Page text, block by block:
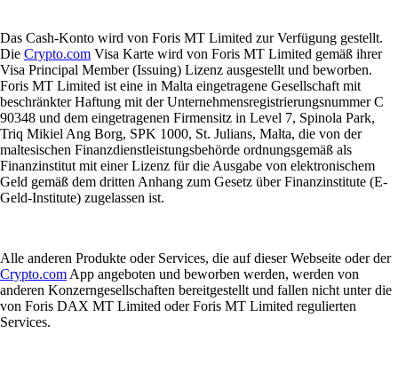
Das Cash-Konto wird von Foris MT Limited zur Verfügung gestellt.
Die Crypto.com Visa Karte wird von Foris MT Limited gemäß ihrer
Visa Principal Member (Issuing) Lizenz ausgestellt und beworben.
Foris MT Limited ist eine in Malta eingetragene Gesellschaft mit
beschränkter Haftung mit der Unternehmensregistrierungsnummer C
90348 und dem eingetragenen Firmensitz in Level 7, Spinola Park,
Triq Mikiel Ang Borg, SPK 1000, St. Julians, Malta, die von der
maltesischen Finanzdienstleistungsbehörde ordnungsgemäß als
Finanzinstitut mit einer Lizenz für die Ausgabe von elektronischem
Geld gemäß dem dritten Anhang zum Gesetz über Finanzinstitute (E-
Geld-Institute) zugelassen ist.
Alle anderen Produkte oder Services, die auf dieser Webseite oder der
Crypto.com App angeboten und beworben werden, werden von
anderen Konzerngesellschaften bereitgestellt und fallen nicht unter die
von Foris DAX MT Limited oder Foris MT Limited regulierten
Services.